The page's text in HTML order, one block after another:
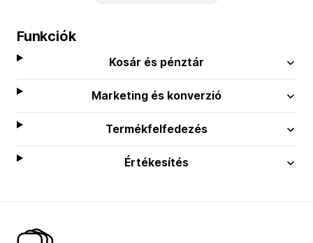
Funkciók
Kosár és pénztár
Marketing és konverzió
Termékfelfedezés
Értékesítés